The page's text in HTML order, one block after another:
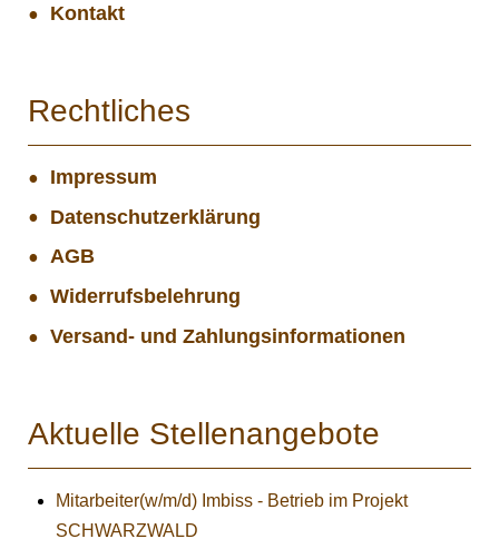
Kontakt
Rechtliches
Impressum
Datenschutzerklärung
AGB
Widerrufsbelehrung
Versand- und Zahlungsinformationen
Aktuelle Stellenangebote
Mitarbeiter(w/m/d) Imbiss - Betrieb im Projekt
SCHWARZWALD